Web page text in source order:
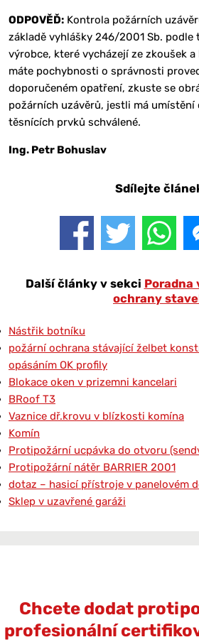
ODPOVĚĎ:Kontrola požárních
základě vyhlášky 246/2001 Sb.
výrobce, které vycházejí ze zkoušek
máte pochybnosti o správnosti
doporučeném opatření, zkuste se
požárních uzávěrů, jestli má umístění
těsnících prvků schválené.
Ing. Petr Bohuslav
Sdílejte
Další články v sekci Poradna
ochrany
Nástřik botníku
požární ochrana stávající želbet
opásáním OK profily
Blokace oken v prizemni kancelari
BRoof T3
Vaznice dř.krovu v blízkosti komína
Komín
Protipožární ucpávka do otvoru
Protipožární nátěr BARRIER 2001
dotaz – hasicí přístroje v panelovém
Sklep v uzavřené garáži
Chcete dodat
profesionální